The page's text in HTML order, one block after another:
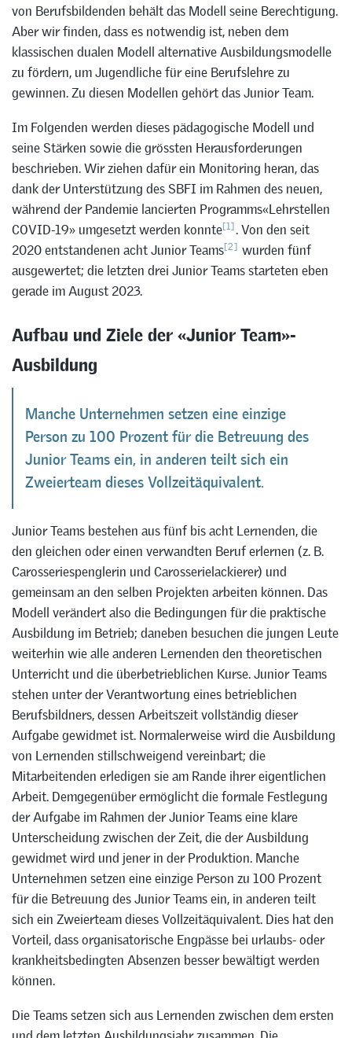
von Berufsbildenden behält das Modell seine Berechtigung.
Aber wir finden, dass es notwendig ist, neben dem
klassischen dualen Modell alternative Ausbildungsmodelle
zu fördern, um Jugendliche für eine Berufslehre zu
gewinnen. Zu diesen Modellen gehört das Junior Team.
Im Folgenden werden dieses pädagogische Modell und
seine Stärken sowie die grössten Herausforderungen
beschrieben. Wir ziehen dafür ein Monitoring heran, das
dank der Unterstützung des SBFI im Rahmen des neuen,
während der Pandemie lancierten Programms«Lehrstellen
COVID-19» umgesetzt werden konnte[1]. Von den seit
2020 entstandenen acht Junior Teams[2] wurden fünf
ausgewertet; die letzten drei Junior Teams starteten eben
gerade im August 2023.
Aufbau und Ziele der «Junior Team»-
Ausbildung
Manche Unternehmen setzen eine einzige
Person zu 100 Prozent für die Betreuung des
Junior Teams ein, in anderen teilt sich ein
Zweierteam dieses Vollzeitäquivalent.
Junior Teams bestehen aus fünf bis acht Lernenden, die
den gleichen oder einen verwandten Beruf erlernen (z. B.
Carosseriespenglerin und Carosserielackierer) und
gemeinsam an den selben Projekten arbeiten können. Das
Modell verändert also die Bedingungen für die praktische
Ausbildung im Betrieb; daneben besuchen die jungen Leute
weiterhin wie alle anderen Lernenden den theoretischen
Unterricht und die überbetrieblichen Kurse. Junior Teams
stehen unter der Verantwortung eines betrieblichen
Berufsbildners, dessen Arbeitszeit vollständig dieser
Aufgabe gewidmet ist. Normalerweise wird die Ausbildung
von Lernenden stillschweigend vereinbart; die
Mitarbeitenden erledigen sie am Rande ihrer eigentlichen
Arbeit. Demgegenüber ermöglicht die formale Festlegung
der Aufgabe im Rahmen der Junior Teams eine klare
Unterscheidung zwischen der Zeit, die der Ausbildung
gewidmet wird und jener in der Produktion. Manche
Unternehmen setzen eine einzige Person zu 100 Prozent
für die Betreuung des Junior Teams ein, in anderen teilt
sich ein Zweierteam dieses Vollzeitäquivalent. Dies hat den
Vorteil, dass organisatorische Engpässe bei urlaubs- oder
krankheitsbedingten Absenzen besser bewältigt werden
können.
Die Teams setzen sich aus Lernenden zwischen dem ersten